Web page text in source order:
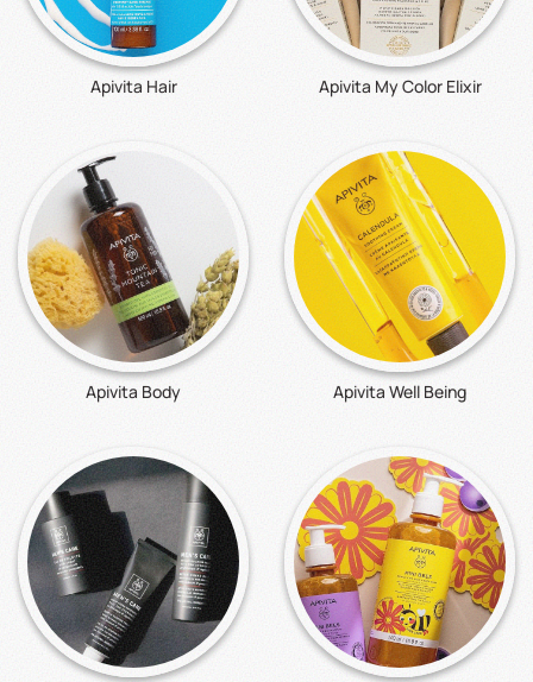
Apivita Hair Apivita My Color Elixir
Apivita Body Apivita Well Being